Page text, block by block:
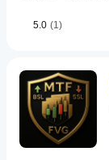
volume-
session
breakout
followers,
and
those
tracking
institutional
5.0 (1)